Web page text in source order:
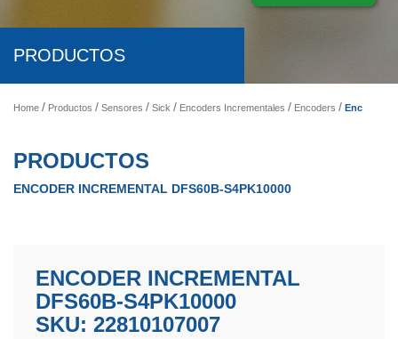
PRODUCTOS
Home Productos Sensores Sick Encoders Incrementales Encoders Encoder Incremental DFS60B-S4PK10000
PRODUCTOS
ENCODER INCREMENTAL DFS60B-S4PK10000
ENCODER INCREMENTAL
DFS60B-S4PK10000
SKU: 22810107007